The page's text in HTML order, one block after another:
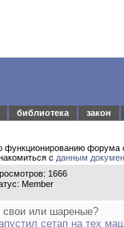
библиотека закон
форума
с данным
1666
Member
или шареные?
сетап на тех